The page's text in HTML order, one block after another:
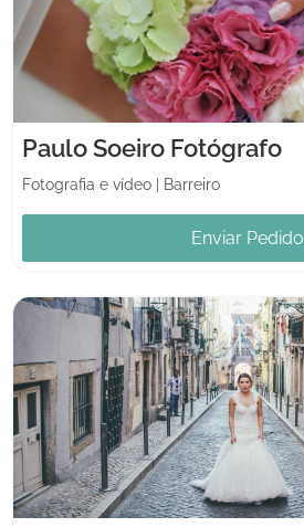
Paulo Soeiro Fotógrafo
Fotografia e vídeo Barreiro
Enviar Pedido